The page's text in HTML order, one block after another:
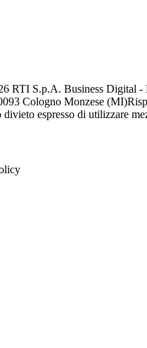
RTI S.p.A. Business Digital -
Cologno Monzese (MI)
espresso di utilizzare